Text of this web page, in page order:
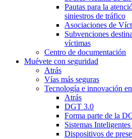
Pautas para la
siniestros de tráfico
Asociaciones de
Subvenciones
víctimas
Centro de documentación
Muévete con seguridad
Atrás
Vías más seguras
Tecnología e innovación
Atrás
DGT 3.0
Forma parte de la
Sistemas
Dispositivos de